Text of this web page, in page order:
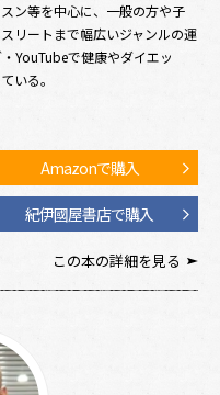
ン等を中心に、一般の方や子
リートまで幅広いジャンルの運
YouTubeで健康やダイエッ
いる。
Amazonで購入
紀伊國屋書店で購入
この本の詳細を見る